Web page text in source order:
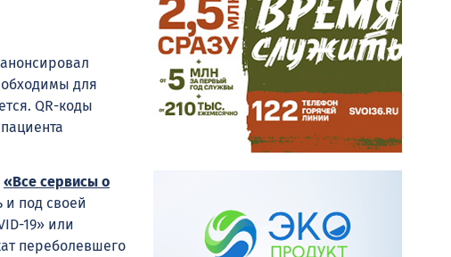
для
QR-коды
«Все сервисы о
и под своей
19» или
переболевшего